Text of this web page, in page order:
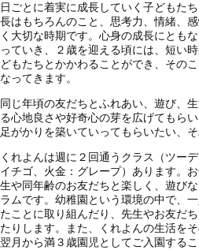
日ごとに着実に成長していく子どもた
長はもちろんのこと、思考力、情緒、
く大切な時期です。心身の成長にとも
っていき、２歳を迎える頃には、短い
どもたちとかかわることができ、その
なってきます。
同じ年頃の友だちとふれあい、遊び、
る心地良さや好奇心の芽を広げてもら
足がかりを築いていってもらいたい、そ
くれよんは週に２回通うクラス（ツー
イチゴ、火金：グレープ）あります。
生や同年齢のお友だちと楽しく、遊び
ラムです。幼稚園という環境の中で、
たことに取り組んだり、先生やお友だ
たりします。また、くれよんの生活を
翌月から満３歳園児としてご入園するこ